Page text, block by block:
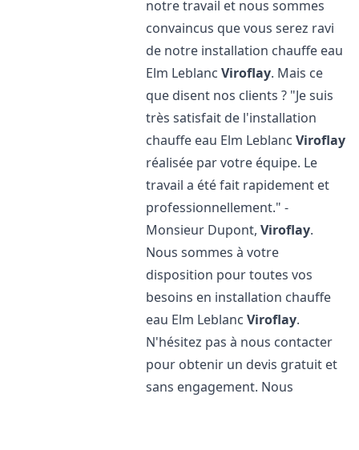
notre travail et nous sommes
convaincus que vous serez ravi
de notre installation chauffe eau
Elm LeblancViroflay. Mais ce
que disent nos clients ? "Je suis
très satisfait de l'installation
chauffe eau Elm LeblancViroflay
réalisée par votre équipe. Le
travail a été fait rapidement et
professionnellement." -
Monsieur Dupont,Viroflay.
Nous sommes à votre
disposition pour toutes vos
besoins en installation chauffe
eau Elm LeblancViroflay.
N'hésitez pas à nous contacter
pour obtenir un devis gratuit et
sans engagement. Nous